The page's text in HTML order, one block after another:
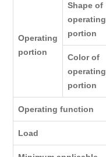
Operating
portion
Shape of
operating
portion
Color of
operating
portion
Operating function
Load